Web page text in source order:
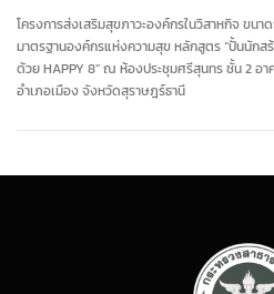
โครงการส่งเสริมสุขภาวะองค์กรในวิสาหกิจ ขน
มาตรฐานองค์กรแห่งความสุข หลักสูตร “ปั้นนัก
ด้วย HAPPY 8” ณ ห้องประชุมศรีสุนทร ชั้น 2 อ
อำเภอเมือง จังหวัดสุราษฎร์ธานี